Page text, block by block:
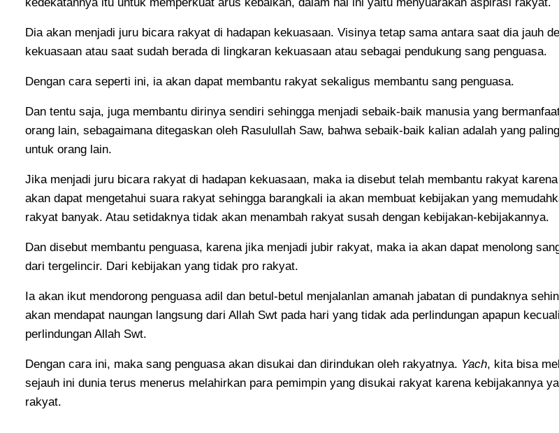
Dia akan menjadi juru bicara rakyat di hadapan kekuasaan. Visinya tetap sama antara saat dia jauh
kekuasaan atau saat sudah berada di lingkaran kekuasaan atau sebagai pendukung sang penguasa.
Dengan cara seperti ini, ia akan dapat membantu rakyat sekaligus membantu sang penguasa.
Dan tentu saja, juga membantu dirinya sendiri sehingga menjadi sebaik-baik manusia yang
orang lain, sebagaimana ditegaskan oleh Rasulullah Saw, bahwa sebaik-baik kalian adalah yang
untuk orang lain.
Jika menjadi juru bicara rakyat di hadapan kekuasaan, maka ia disebut telah membantu rakyat
akan dapat mengetahui suara rakyat sehingga barangkali ia akan membuat kebijakan yang
rakyat banyak. Atau setidaknya tidak akan menambah rakyat susah dengan kebijakan-kebijakannya.
Dan disebut membantu penguasa, karena jika menjadi jubir rakyat, maka ia akan dapat menolong
dari tergelincir. Dari kebijakan yang tidak pro rakyat.
Ia akan ikut mendorong penguasa adil dan betul-betul menjalanlan amanah jabatan di pundaknya
akan mendapat naungan langsung dari Allah Swt pada hari yang tidak ada perlindungan apapun kecuali
perlindungan Allah Swt.
Dengan cara ini, maka sang penguasa akan disukai dan dirindukan oleh rakyatnya. Yach, kita bisa
sejauh ini dunia terus menerus melahirkan para pemimpin yang disukai rakyat karena kebijakannya
rakyat.